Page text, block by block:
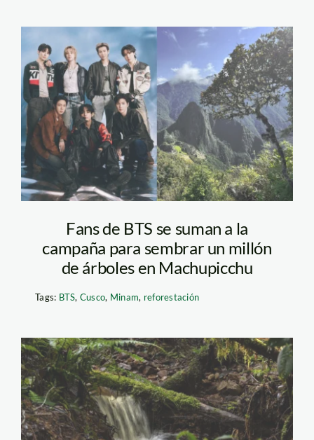
BTS—machupicchu—
jaime-tranca—SPDA
Fans de BTS se suman a la
campaña para sembrar un millón
de árboles en Machupicchu
Tags: BTS, Cusco, Minam, reforestación
recurso-hidrico-foto-
diego-perez-spda